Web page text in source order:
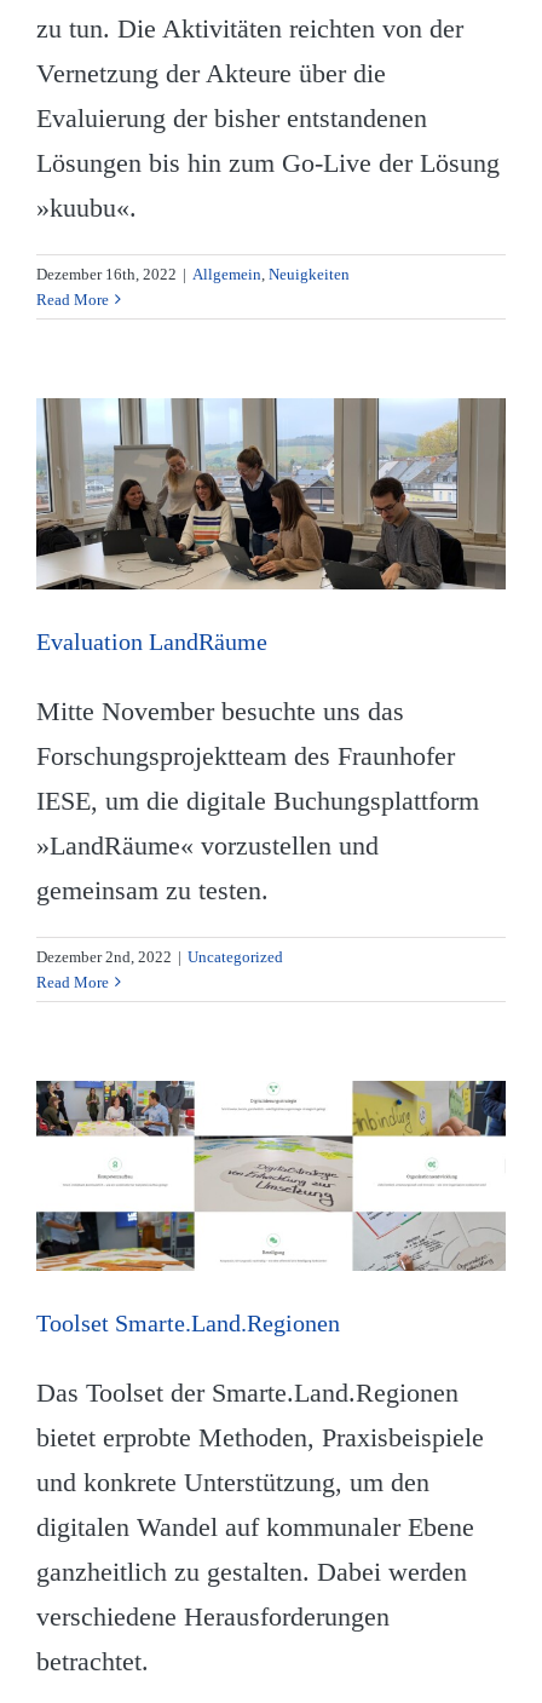
zu tun. Die Aktivitäten reichten von der
Vernetzung der Akteure über die
Evaluierung der bisher entstandenen
Lösungen bis hin zum Go-Live der Lösung
»kuubu«.
Dezember 16th, 2022 | Allgemein Neuigkeiten
Read More
Evaluation LandRäume
Mitte November besuchte uns das
Forschungsprojektteam des Fraunhofer
IESE, um die digitale Buchungsplattform
»LandRäume« vorzustellen und
gemeinsam zu testen.
Dezember 2nd, 2022 | Uncategorized
Read More
Toolset Smarte.Land.Regionen
Das Toolset der Smarte.Land.Regionen
bietet erprobte Methoden, Praxisbeispiele
und konkrete Unterstützung, um den
digitalen Wandel auf kommunaler Ebene
ganzheitlich zu gestalten. Dabei werden
verschiedene Herausforderungen
betrachtet.